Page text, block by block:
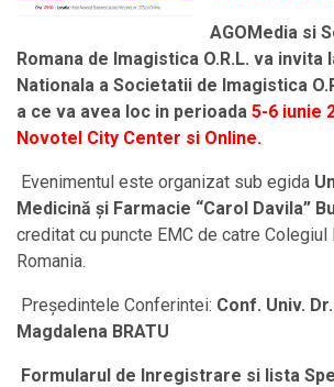
AGOMedia si
Romana de Imagistica O.R.L. va invita
Nationala a Societatii de Imagistica
a ce va avea loc in perioada 5-6 iunie
Novotel City Center si Online.
Evenimentul este organizat sub egida
Medicină și Farmacie “Carol Davila”
creditat cu puncte EMC de catre
Romania.
Președintele Conferintei: Conf. Univ.
Magdalena BRATU
Formularul de Inregistrare si lista